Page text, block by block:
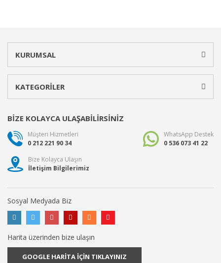
KURUMSAL
KATEGORİLER
BİZE KOLAYCA ULAŞABİLİRSİNİZ
Müşteri Hizmetleri
0 212 221 90 34
WhatsApp Destek
0 536 073 41 22
Bize Kolayca Ulaşın
İletişim Bilgilerimiz
Sosyal Medyada Biz
Harita üzerinden bize ulaşın
GOOGLE HARİTA İÇİN TIKLAYINIZ